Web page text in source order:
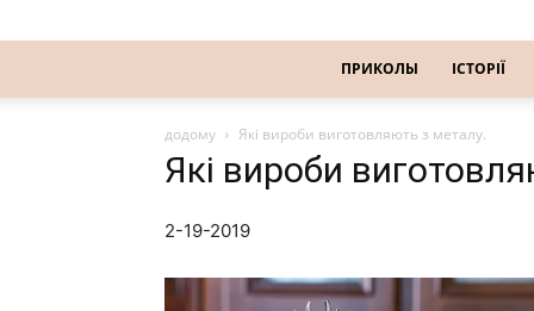
ПРИКОЛЫ ІСТОРІЇ
додому Які вироби виготовляють з металу.
Які вироби
2-19-2019